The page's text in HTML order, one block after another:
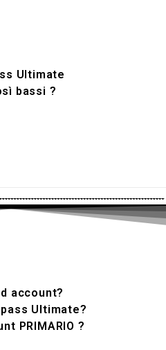
Ultimate
bassi ?
account?
Ultimate?
PRIMARIO ?